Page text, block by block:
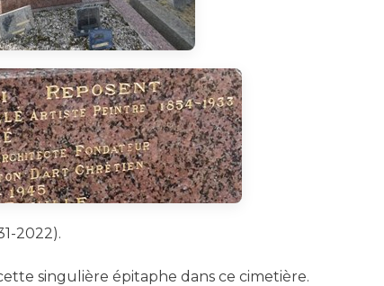
2022).
singulière épitaphe dans ce cimetière.